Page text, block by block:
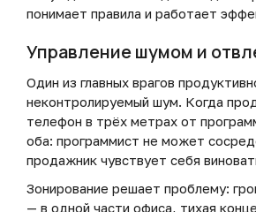
понимает правила и работает
Управление шумом и
Один из главных врагов
неконтролируемый шум. Когда
телефон в трёх метрах от
оба: программист не может
продажник чувствует себя
Зонирование решает проблему:
— в одной части офиса, тихая